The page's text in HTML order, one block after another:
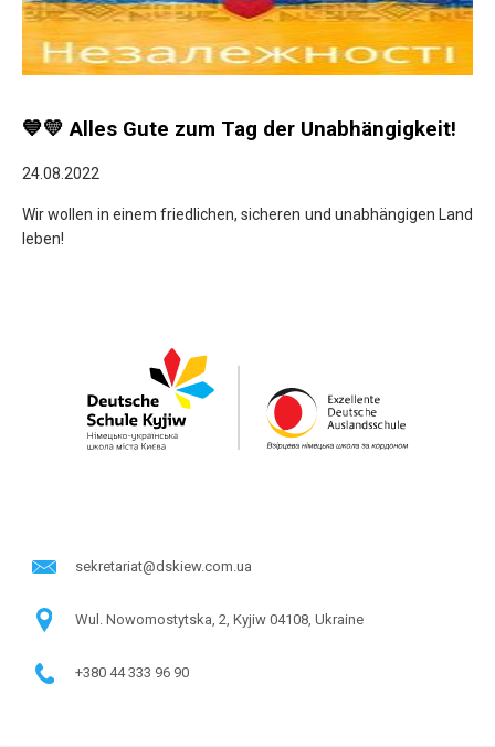
💙💛 Alles Gute zum Tag der Unabhängigkeit!
24.08.2022
Wir wollen in einem friedlichen, sicheren und unabhängigen Land
leben!
sekretariat@dskiew.com.ua
Wul. Nowomostytska, 2, Kyjiw 04108, Ukraine
+380 44 333 96 90